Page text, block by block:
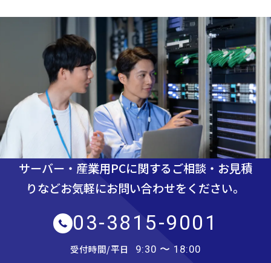
サーバー・産業用PCに関するご相談・お見積
りなどお気軽にお問い合わせをください。
03-3815-9001
受付時間/平日 9:30 〜 18:00